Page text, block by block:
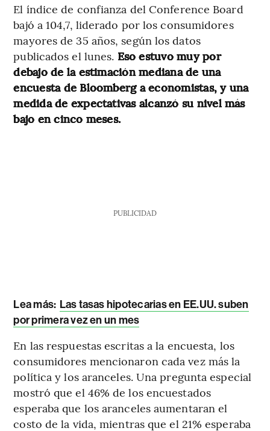
El índice de confianza del Conference Board
bajó a 104,7, liderado por los consumidores
mayores de 35 años, según los datos
publicados el lunes. Eso estuvo muy por
debajo de la estimación mediana de una
encuesta de Bloomberg a economistas, y una
medida de expectativas alcanzó su nivel más
bajo en cinco meses.
PUBLICIDAD
Lea más: Las tasas hipotecarias en EE.UU. suben
por primera vez en un mes
En las respuestas escritas a la encuesta, los
consumidores mencionaron cada vez más la
política y los aranceles. Una pregunta especial
mostró que el 46% de los encuestados
esperaba que los aranceles aumentaran el
costo de la vida, mientras que el 21% esperaba